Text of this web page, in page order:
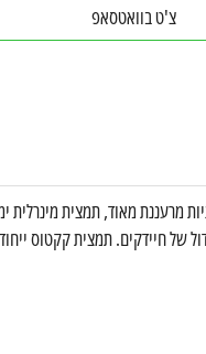
צ'ט בוואטסאפ
מרעננת מאוד, תמצית
של חיידקים. תמצית קקטוס